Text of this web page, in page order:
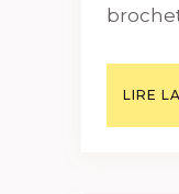
LIRE